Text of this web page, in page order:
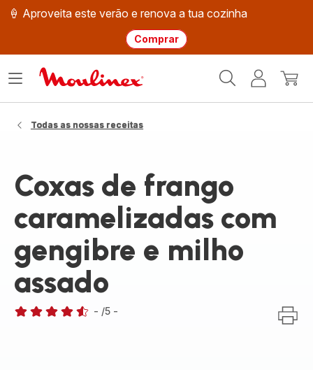
🍦 Aproveita este verão e renova a tua cozinha
Comprar
Moulinex
O
Abrir
Todas as nossas receitas
Coxas de frango
caramelizadas com
gengibre e milho
assado
- /5 -